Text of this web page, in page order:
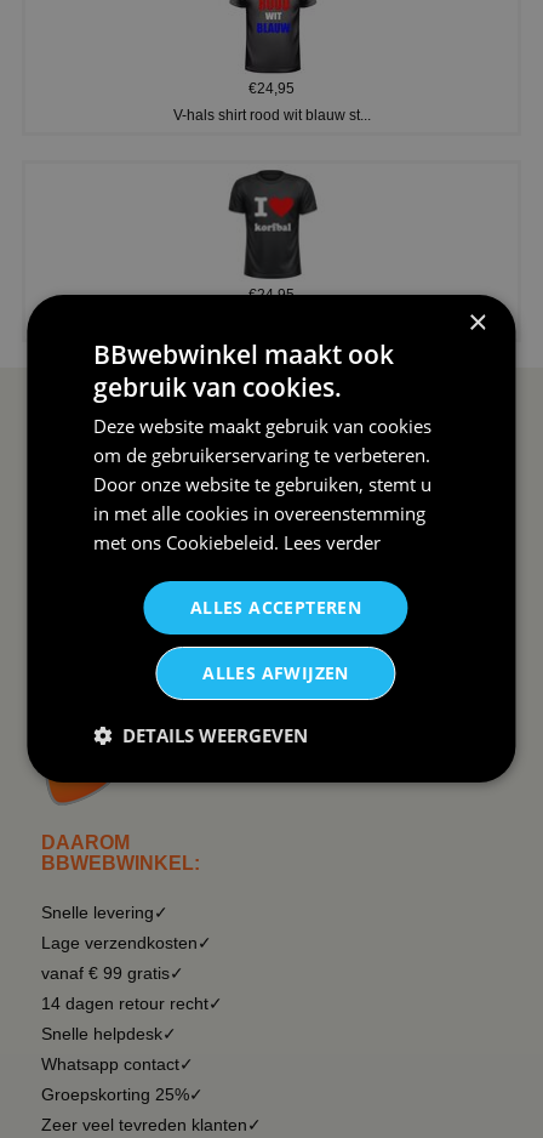
€24,95
V-hals shirt rood wit blauw st...
€24,95
SERVICE EN INFO
Reviews
Veel gestelde vragen
Contact
Retouren & Annuleren
Uitschrijven nieuwsbrief
DAAROM
BBWEBWINKEL:
Snelle levering✓
Lage verzendkosten✓
vanaf € 99 gratis✓
14 dagen retour recht✓
Snelle helpdesk✓
Whatsapp contact✓
Groepskorting 25%✓
Zeer veel tevreden klanten✓
OVERZICHT
Sitemapping
Overzicht thema's
Overzicht rubrieken
Wat vinden klanten van ons
RSS
×
BBwebwinkel maakt ook
gebruik van cookies.
Deze website maakt gebruik van cookies
om de gebruikerservaring te verbeteren.
Door onze website te gebruiken, stemt u
in met alle cookies in overeenstemming
met ons Cookiebeleid. Lees verder
ALLES ACCEPTEREN
ALLES AFWIJZEN
DETAILS WEERGEVEN